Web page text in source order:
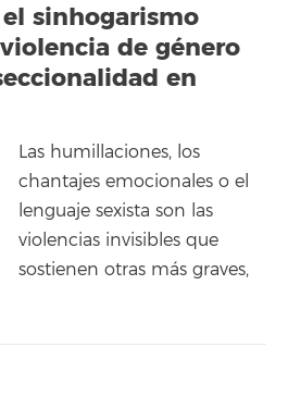
el sinhogarismo
de género
en
Las humillaciones, los
chantajes emocionales o el
lenguaje sexista son las
violencias invisibles que
sostienen otras más graves,